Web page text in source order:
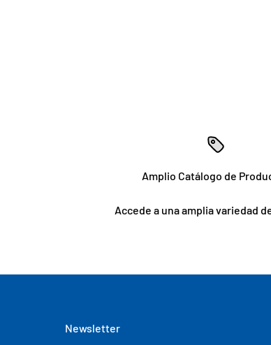
Amplio Catálogo de
Accede a una amplia variedad
Newsletter